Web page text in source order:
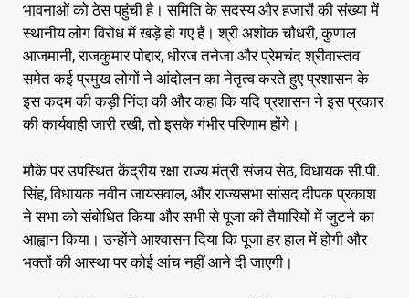
भावनाओं को ठेस पहुंची है। समिति के सदस्य और हजारों की संख्या में
स्थानीय लोग विरोध में खड़े हो गए हैं। श्री अशोक चौधरी, कुणाल
आजमानी, राजकुमार पोद्दार, धीरज तनेजा और प्रेमचंद श्रीवास्तव
समेत कई प्रमुख लोगों ने आंदोलन का नेतृत्व करते हुए प्रशासन के
इस कदम की कड़ी निंदा की और कहा कि यदि प्रशासन ने इस प्रकार
की कार्यवाही जारी रखी, तो इसके गंभीर परिणाम होंगे।
मौके पर उपस्थित केंद्रीय रक्षा राज्य मंत्री संजय सेठ, विधायक सी.पी.
सिंह, विधायक नवीन जायसवाल, और राज्यसभा सांसद दीपक प्रकाश
ने सभा को संबोधित किया और सभी से पूजा की तैयारियों में जुटने का
आह्वान किया। उन्होंने आश्वासन दिया कि पूजा हर हाल में होगी और
भक्तों की आस्था पर कोई आंच नहीं आने दी जाएगी।